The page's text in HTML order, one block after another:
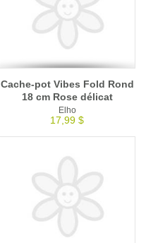
Cache-pot Vibes Fold Rond
18 cm Rose délicat
Elho
17,99 $